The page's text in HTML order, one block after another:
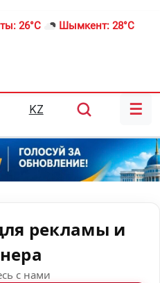
26°C Шымкент: 28°C
KZ ☰
рекламы и
с нами